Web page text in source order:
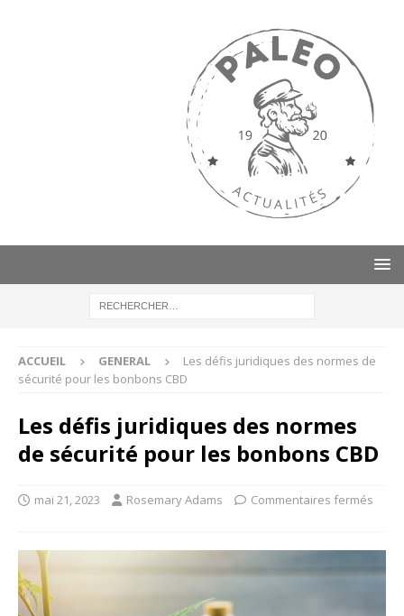
ACCUEIL GENERAL
Les défis juridiques des normes de
sécurité pour les bonbons CBD
Les défis juridiques des normes
de sécurité pour les bonbons CBD
mai 21, 2023 Rosemary Adams Commentaires fermés